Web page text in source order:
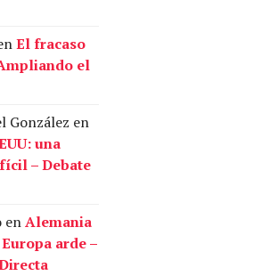
El fracaso
el
González en
una
– Debate
enAlemania
arde –